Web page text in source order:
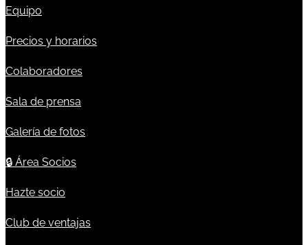
Equipo
Precios y horarios
Colaboradores
Sala de prensa
Galería de fotos
🔒 Área Socios
Hazte socio
Club de ventajas